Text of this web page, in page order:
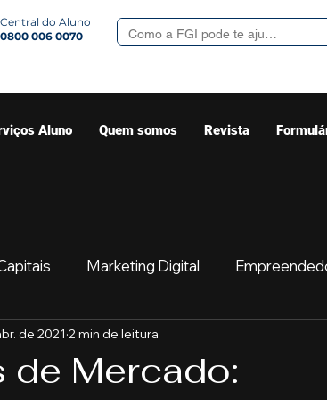
Central do Aluno
0800 006 0070
Aluno Quem somos Revista
Marketing Digital
Sua comunidade
de Mercado:
de 2021 2 min de leitura